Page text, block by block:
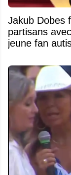
Jakub Dobes
partisans
jeune fan